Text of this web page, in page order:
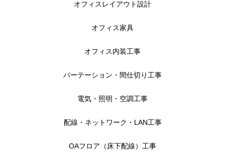
オフィスレイアウト設計
オフィス家具
オフィス内装工事
パーテーション・間仕切り工事
電気・照明・空調工事
配線・ネットワーク・LAN工事
OAフロア（床下配線）工事